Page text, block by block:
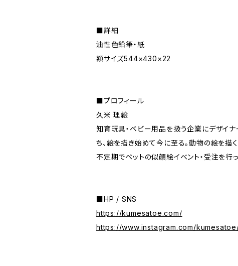
■詳細
油性色鉛筆・紙
額サイズ544×430×22
■プロフィール
久米 理絵
知育玩具・ベビー用品を扱う企業にデザイナ
ち、絵を描き始めて今に至る。動物の絵を描く
不定期でペットの似顔絵イベント・受注を行っ
■HP / SNS
https://kumesatoe.com/
https://www.instagram.com/